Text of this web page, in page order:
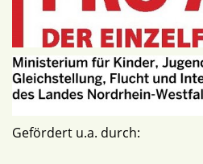
Gefördert u.a. durch: